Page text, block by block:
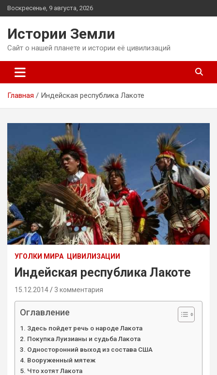
Перейти
к
Воскресенье, 9 августа, 2026
Истории Земли
Сайт о нашей планете и истории её цивилизаций
Главная Индейская республика Лакоте
УГОЛКИ МИРА ЦИВИЛИЗАЦИИ
Индейская республика Лакоте
15.12.2014 3 комментария
Оглавление
Здесь пойдет речь о народе Лакота
Покупка Луизианы и судьба Лакота
Односторонний выход из состава США
Вооруженный мятеж
Что хотят Лакота